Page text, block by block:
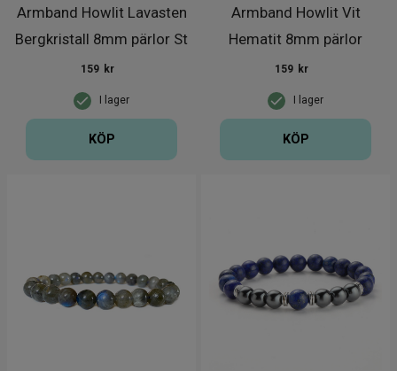
Armband Howlit Lavasten
Bergkristall 8mm pärlor St
I lager
159 kr
KÖP
Armband Howlit Vit
Hematit 8mm pärlor
Större hand
I lager
159 kr
KÖP